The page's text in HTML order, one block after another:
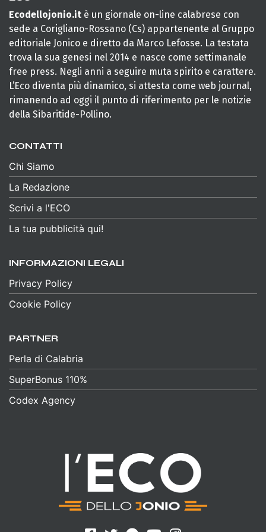
Ecodellojonio.it è un giornale on-line calabrese con
sede a Corigliano-Rossano (Cs) appartenente al Gruppo
editoriale Jonico e diretto da Marco Lefosse. La testata
trova la sua genesi nel 2014 e nasce come settimanale
free press. Negli anni a seguire muta spirito e carattere.
L’Eco diventa più dinamico, si attesta come web journal,
rimanendo ad oggi il punto di riferimento per le notizie
della Sibaritide-Pollino.
CONTATTI
Chi Siamo
La Redazione
Scrivi a l'ECO
La tua pubblicità qui!
INFORMAZIONI LEGALI
Privacy Policy
Cookie Policy
PARTNER
Perla di Calabria
SuperBonus 110%
Codex Agency